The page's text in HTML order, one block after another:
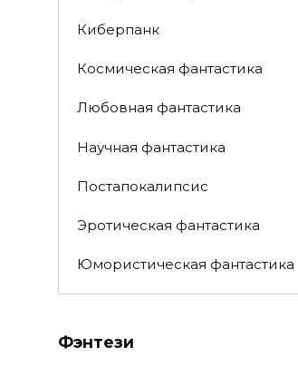
Киберпанк
Космическая фантастика
Любовная фантастика
Научная фантастика
Постапокалипсис
Эротическая фантастика
Юмористическая фантастика
Фэнтези